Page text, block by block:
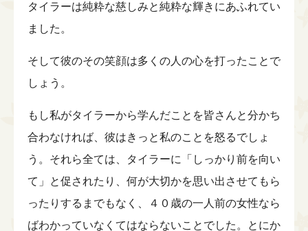
タイラーは純粋な慈しみと純粋な輝きにあふれてい
ました。
そして彼のその笑顔は多くの人の心を打ったことで
しょう。
もし私がタイラーから学んだことを皆さんと分かち
合わなければ、彼はきっと私のことを怒るでしょ
う。それら全ては、タイラーに「しっかり前を向い
て」と促されたり、何が大切かを思い出させてもら
ったりするまでもなく、４０歳の一人前の女性なら
ばわかっていなくてはならないことでした。とにか